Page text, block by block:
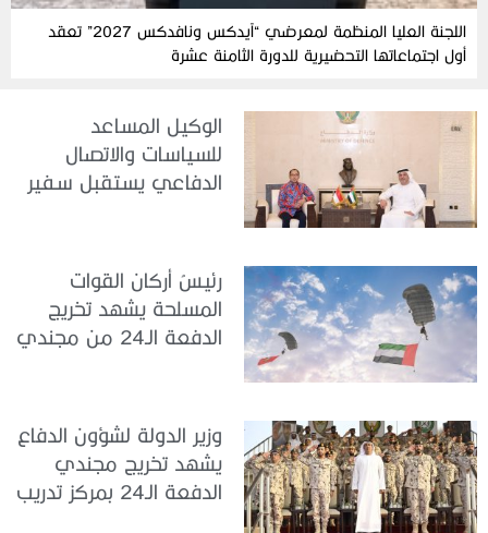
اللجنة العليا المنظمة لمعرضي “آيدكس ونافدكس 2027” تعقد
أول اجتماعاتها التحضيرية للدورة الثامنة عشرة
الوكيل المساعد
للسياسات والاتصال
الدفاعي يستقبل سفير
رئيسُ أركان القوات
المسلحة يشهد تخريج
الدفعة الـ24 من مجندي
وزير الدولة لشؤون الدفاع
يشهد تخريج مجندي
الدفعة الـ24 بمركز تدريب